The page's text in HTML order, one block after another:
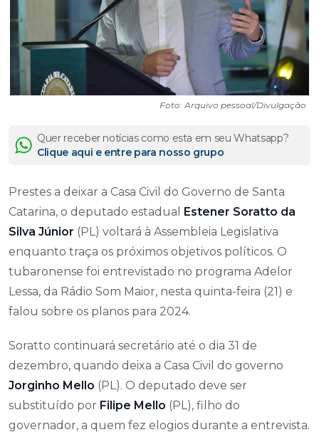
Foto: Arquivo pessoal/Divulgação
Quer receber notícias como esta em seu Whatsapp?
Clique aqui e entre para nosso grupo
Prestes a deixar a Casa Civil do Governo de Santa
Catarina, o deputado estadual Estener Soratto da
Silva Júnior (PL) voltará à Assembleia Legislativa
enquanto traça os próximos objetivos políticos. O
tubaronense foi entrevistado no programa Adelor
Lessa, da Rádio Som Maior, nesta quinta-feira (21) e
falou sobre os planos para 2024.
Soratto continuará secretário até o dia 31 de
dezembro, quando deixa a Casa Civil do governo
Jorginho Mello (PL). O deputado deve ser
substituído por Filipe Mello (PL), filho do
governador, a quem fez elogios durante a entrevista.